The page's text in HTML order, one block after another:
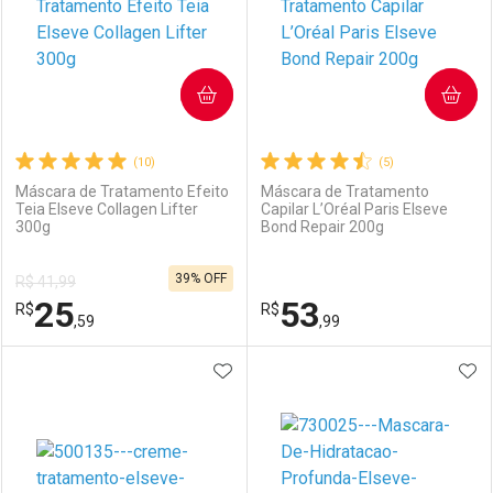
(10)
Máscara de Tratamento Efeito
Teia Elseve Collagen Lifter
300g
R$ 41,99
R$25,59
39% OFF
COMPRAR
Laboratório
Por Menos
(5)
Máscara de Tratamento
Capilar L’Oréal Paris Elseve
Bond Repair 200g
R$53,99
COMPRAR
Laboratório
Por Menos
ADICIONAR AOS FAVORITOS